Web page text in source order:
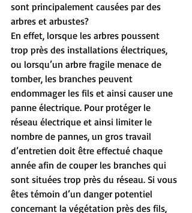
sont principalement causées par des
arbres et arbustes?
En effet, lorsque les arbres poussent
trop près des installations électriques,
ou lorsqu’un arbre fragile menace de
tomber, les branches peuvent
endommager les fils et ainsi causer une
panne électrique. Pour protéger le
réseau électrique et ainsi limiter le
nombre de pannes, un gros travail
d’entretien doit être effectué chaque
année afin de couper les branches qui
sont situées trop près du réseau. Si vous
êtes témoin d’un danger potentiel
concernant la végétation près des fils,